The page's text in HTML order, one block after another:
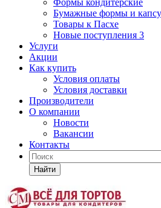
Формы кондитерские
Бумажные формы и
Товары к Пасхе
Новые поступления 3
Услуги
Акции
Как купить
Условия оплаты
Условия доставки
Производители
О компании
Новости
Вакансии
Контакты
Найти